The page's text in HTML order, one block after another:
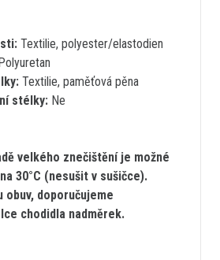
Textilie, polyester/elastodien
Polyuretan
Textilie, paměťová pěna
stélky: Ne
velkého znečištění je možné
30°C (nesušit v sušičce).
obuv, doporučujeme
chodidla nadměrek.